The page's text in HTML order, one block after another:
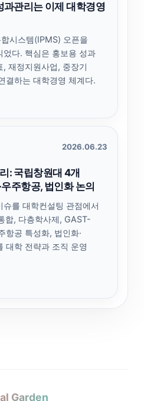
과관리는 이제 대학경영
시스템(IPMS) 오픈을
다. 핵심은 홍보용 성과
재정지원사업, 중장기
결하는 대학경영 체계다.
2026.06.23
: 국립창원대 4개
주항공, 법인화 논의
를 대학컨설팅 관점에서
합, 다층학사제, GAST-
항공 특성화, 법인화·
대학 전략과 조직 운영
Garden